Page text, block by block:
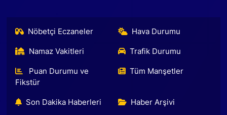
Nöbetçi Eczaneler Hava Durumu
Namaz Vakitleri Trafik Durumu
Puan Durumu ve
Fikstür
Tüm Manşetler
Son Dakika Haberleri Haber Arşivi